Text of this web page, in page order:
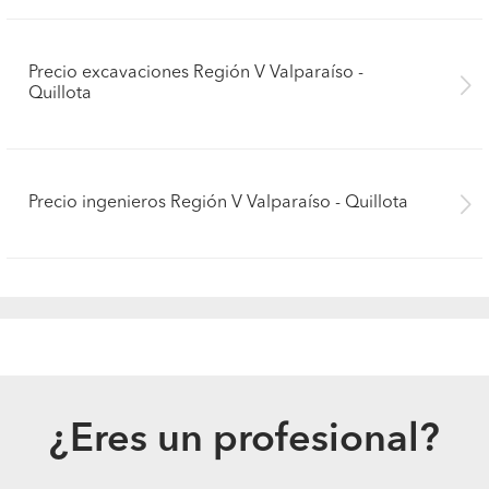
Precio excavaciones Región V Valparaíso -
Quillota
Precio ingenieros Región V Valparaíso - Quillota
¿Eres un profesional?